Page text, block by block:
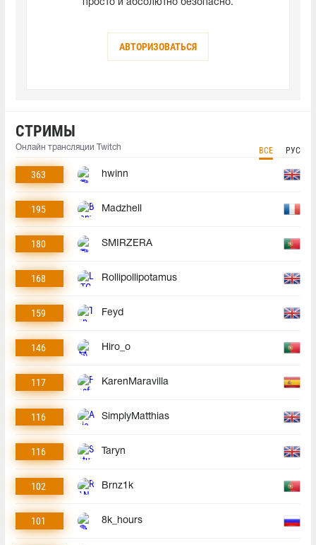
просто и абсолютно безопасно.
АВТОРИЗОВАТЬСЯ
СТРИМЫ
Онлайн трансляции Twitch ВСЕ РУС
363 hwinn
195 Madzhell
180 SMIRZERA
168 Rollipollipotamus
159 Feyd
146 Hiro_o
117 KarenMaravilla
116 SimplyMatthias
116 Taryn
102 Brnz1k
101 8k_hours